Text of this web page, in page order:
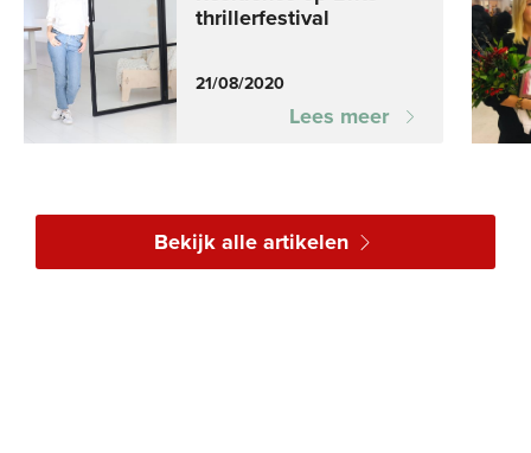
21/08/2020
thrillerfestival
Lees meer
Bekijk alle artikelen